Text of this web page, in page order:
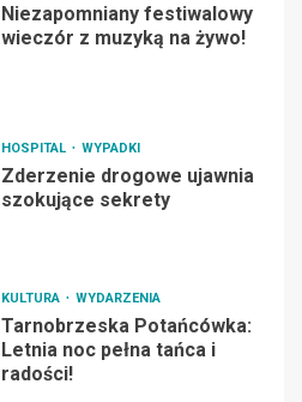
Niezapomniany festiwalowy
wieczór z muzyką na żywo!
HOSPITAL WYPADKI
Zderzenie drogowe ujawnia
szokujące sekrety
KULTURA WYDARZENIA
Tarnobrzeska Potańcówka:
Letnia noc pełna tańca i
radości!